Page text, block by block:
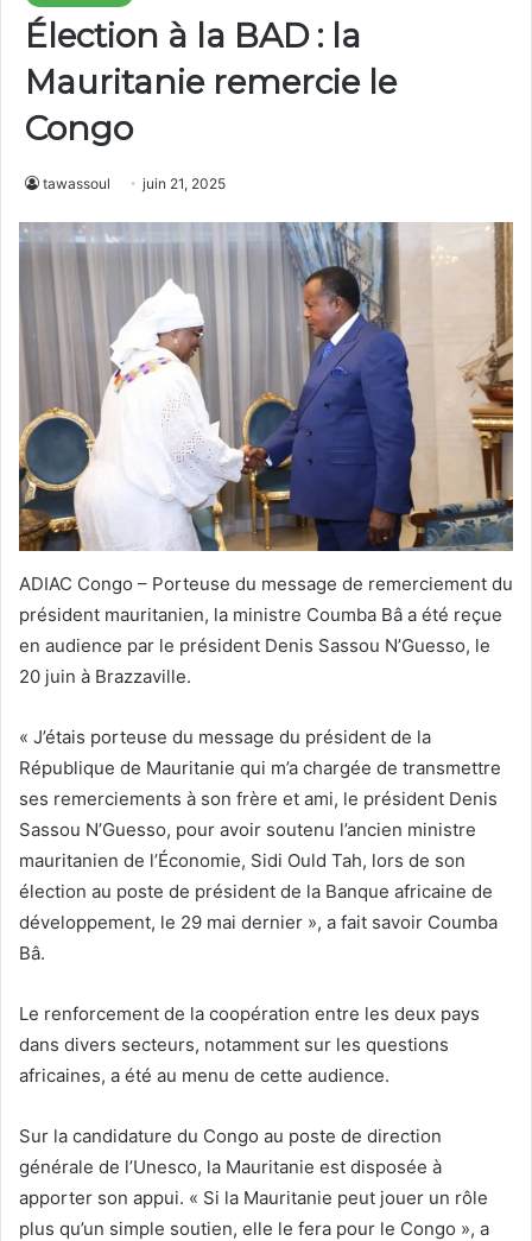
Élection à la BAD : la
Mauritanie remercie le
Congo
tawassoul juin 21, 2025
ADIAC Congo – Porteuse du message de remerciement du
président mauritanien, la ministre Coumba Bâ a été reçue
en audience par le président Denis Sassou N’Guesso, le
20 juin à Brazzaville.
« J’étais porteuse du message du président de la
République de Mauritanie qui m’a chargée de transmettre
ses remerciements à son frère et ami, le président Denis
Sassou N’Guesso, pour avoir soutenu l’ancien ministre
mauritanien de l’Économie, Sidi Ould Tah, lors de son
élection au poste de président de la Banque africaine de
développement, le 29 mai dernier », a fait savoir Coumba
Bâ.
Le renforcement de la coopération entre les deux pays
dans divers secteurs, notamment sur les questions
africaines, a été au menu de cette audience.
Sur la candidature du Congo au poste de direction
générale de l’Unesco, la Mauritanie est disposée à
apporter son appui. « Si la Mauritanie peut jouer un rôle
plus qu’un simple soutien, elle le fera pour le Congo », a